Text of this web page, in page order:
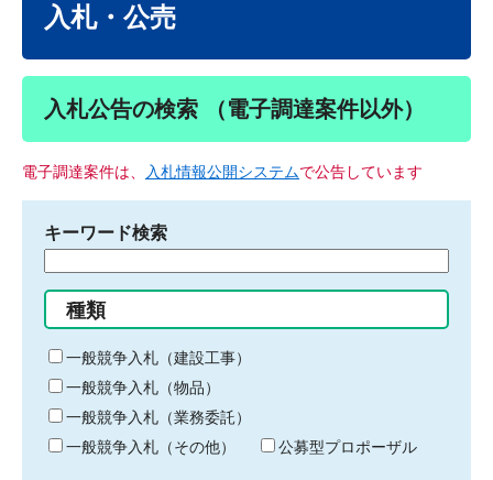
入札・公売
入札公告の検索 （電子調達案件以外）
電子調達案件は、 入札情報公開システムで公告しています
キーワード検索
る
キ
ー
ワ
ー
ド
種類
一般競争入札（建設工事）
一般競争入札（物品）
一般競争入札（業務委託）
一般競争入札（その他）
公募型プロポーザル